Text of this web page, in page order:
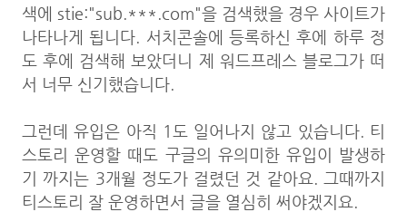
색에 stie:"sub.***.com"을 검색했을 경우 사이트가
나타나게 됩니다. 서치콘솔에 등록하신 후에 하루 정
도 후에 검색해 보았더니 제 워드프레스 블로그가 떠
서 너무 신기했습니다.
그런데 유입은 아직 1도 일어나지 않고 있습니다. 티
스토리 운영할 때도 구글의 유의미한 유입이 발생하
기 까지는 3개월 정도가 걸렸던 것 같아요. 그때까지
티스토리 잘 운영하면서 글을 열심히 써야겠지요.